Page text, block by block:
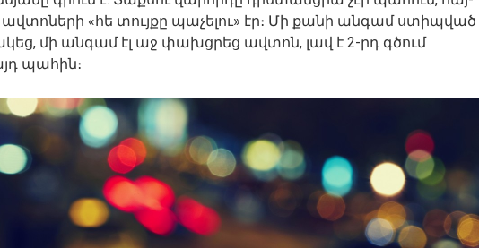
«հե տույքը պաչելու» էր։ Մի քանի անգամ ստիպված
մի անգամ էլ աջ փախցրեց ավտոն, լավ է 2-րդ գծում
պահին։